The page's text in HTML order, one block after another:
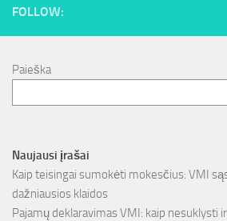
FOLLOW:
Paieška
Naujausi įrašai
Kaip teisingai sumokėti mokesčius: VMI
dažniausios klaidos
Pajamų deklaravimas VMI: kaip nesuklysti